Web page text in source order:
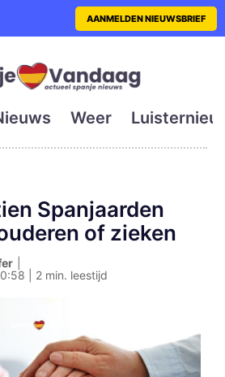
is de eerste
AANMELDEN NIEUWSBRIEF
Weer
Spanjaarden
of zieken
| 2 min. leestijd